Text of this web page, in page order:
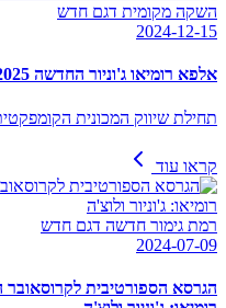
השקה מקומית דגם חדש
2024-12-15
אלפא רומיאו ג'וניור החדשה 2025: מחיר החל מ- 169,900 ש"ח
תחילת שיווק המכונית
קראו עוד
רמת גימור חדשה דגם חדש
2024-07-09
הגרסא הספורטיבית